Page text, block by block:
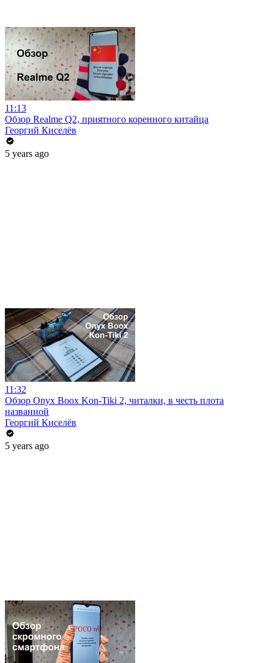
11:13
Обзор Realme Q2, приятного коренного китайца
Георгий Киселёв
5 years ago
11:32
Обзор Onyx Boox Kon-Tiki 2, читалки, в честь плота
названной
Георгий Киселёв
5 years ago